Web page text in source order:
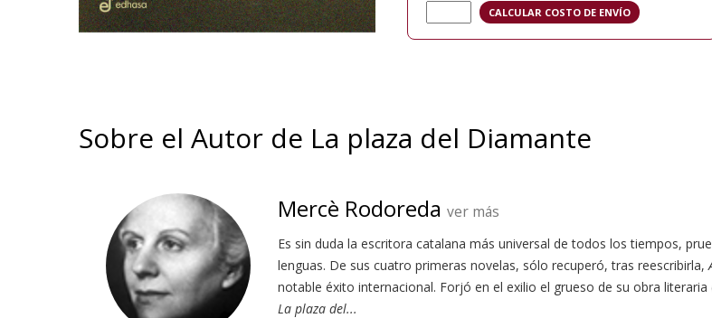
Sobre el Autor de La plaza del Diamante
Mercè Rodoreda ver más
Es sin duda la escritora catalana más universal de todos los tiempos,
lenguas. De sus cuatro primeras novelas, sólo recuperó, tras reescribirla,
notable éxito internacional. Forjó en el exilio el grueso de su obra
La plaza del...